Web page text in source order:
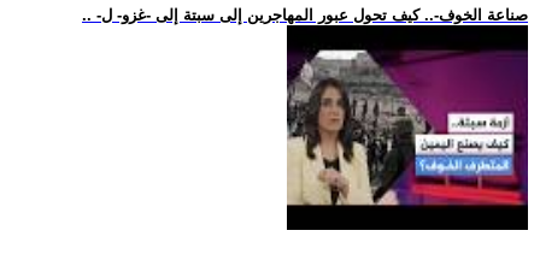
.. -صناعة الخوف-.. كيف تحول عبور المهاجرين إلى سبتة إلى -غزو- ل